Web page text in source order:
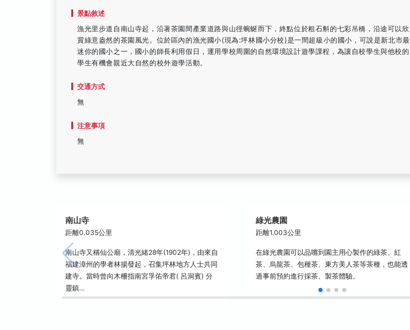
景點敘述
漁光里步道自南山寺起，沿著茶園間產業道路與山徑蜿蜒而下，終點位於粗石斛的七彩吊橋，沿途可以欣
賞綠意盎然的茶園風光。位於區內的漁光國小(現為:坪林國小分校)是一間超級小的國小，可說是新北市最
迷你的國小之一，國小的師長利用假日，運用學校周圍的自然環境設計遊學課程，為讓自校學生與他校的
學生有機會親近大自然的校外遊學活動。
交通方式
無
注意事項
無
南山寺
距離0.035公里
南山寺又稱仙公廟，清光緒28年(1902年)，由來自
福建漳州的學者林揚發起，召集坪林地方人士共同
建寺。當時曾向木柵指南宮孚佑帝君( 呂洞賓) 分
靈鎮…
綠光農園
距離1.003公里
在綠光農園可以品嚐到園主用心製作的綠茶、紅
茶、烏龍茶、包種茶、東方美人茶等茶種，也能透
過事前預約進行採茶、製茶體驗。